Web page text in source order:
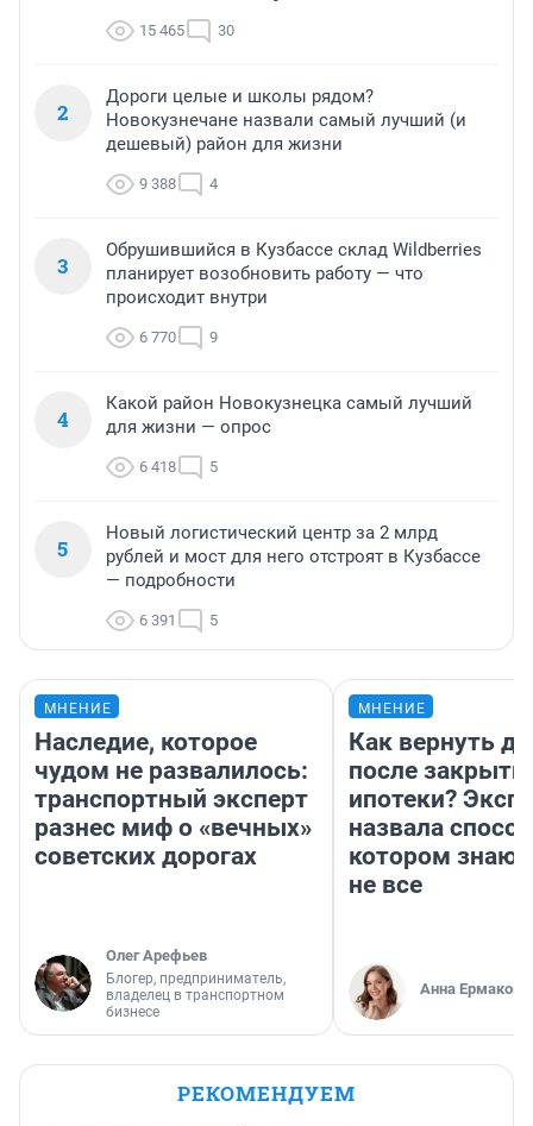
15 465 30
2
Дороги целые и школы рядом?
Новокузнечане назвали самый лучший (и
дешевый) район для жизни
9 388 4
3
Обрушившийся в Кузбассе склад Wildberries
планирует возобновить работу — что
происходит внутри
6 770 9
4
Какой район Новокузнецка самый лучший
для жизни — опрос
6 418 5
5
Новый логистический центр за 2 млрд
рублей и мост для него отстроят в Кузбассе
— подробности
6 391 5
МНЕНИЕ
Наследие, которое
чудом не развалилось:
транспортный эксперт
разнес миф о «вечных»
советских дорогах
Олег Арефьев
Блогер, предприниматель,
владелец в транспортном
бизнесе
МНЕНИЕ
Как вернуть
после
ипотеки?
назвала
котором
не все
Анна Ермакова
РЕКОМЕНДУЕМ